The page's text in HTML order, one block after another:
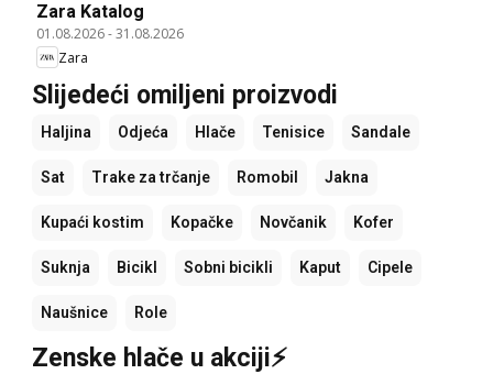
Zara Katalog
01.08.2026-31.08.2026
Zara
Slijedeći omiljeni proizvodi
Haljina Odjeća Hlače Tenisice Sandale
Sat Trake za trčanje Romobil Jakna
Kupaći kostim Kopačke Novčanik Kofer
Suknja Bicikl Sobni bicikli Kaput Cipele
Naušnice Role
Zenske hlače u akciji⚡